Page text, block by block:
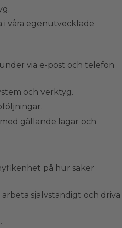
i våra egenutvecklade
via e-post och telefon
och verktyg.
gällande lagar och
på hur saker
självständigt och driva